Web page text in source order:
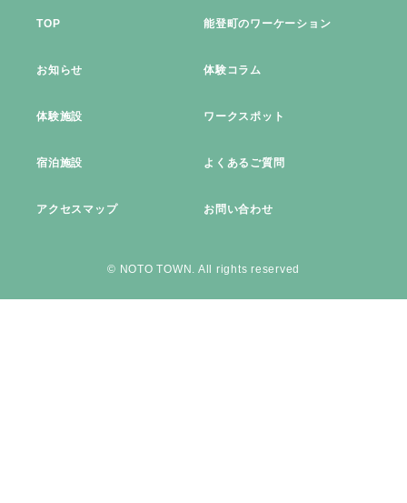
TOP 能登町のワーケーション
お知らせ 体験コラム
体験施設 ワークスポット
宿泊施設 よくあるご質問
アクセスマップ お問い合わせ
© NOTO TOWN. All rights reserved